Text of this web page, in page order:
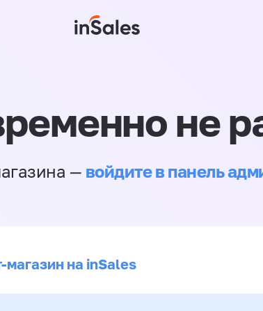
не
— войдите в панель
магазин на inSales